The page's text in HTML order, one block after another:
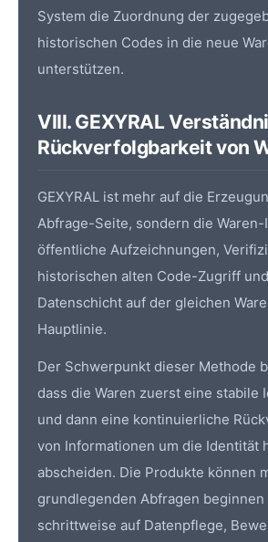
System die Zuordnung der
historischen Codes in die neue
unterstützen.
VIII. GEXYRAL
Rückverfolgbarkeit von
GEXYRAL ist mehr auf die
Abfrage-Seite, sondern die Waren-
öffentliche Aufzeichnungen,
historischen alten Code-Zugriff
Datenschicht auf der gleichen
Hauptlinie.
Der Schwerpunkt dieser Methode
dass die Waren zuerst eine stabile
und dann eine kontinuierliche
von Informationen um die Identität
abscheiden. Die Produkte können
grundlegenden Abfragen beginnen
schrittweise auf Datenpflege,